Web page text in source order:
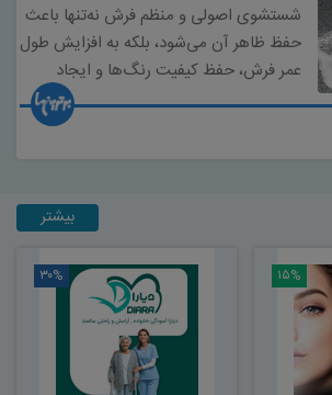
شستشوی اصولی و منظم فرش نه‌تنها باعث
حفظ ظاهر آن می‌شود، بلکه به افزایش طول
عمر فرش، حفظ کیفیت رنگ‌ها و ایجاد
محیطی سالم‌تر برای اعضای خانواده کمک
بیشتر
۱۵% ۳۰%